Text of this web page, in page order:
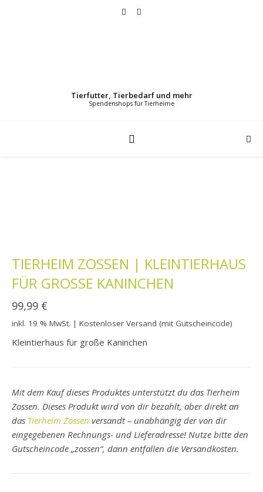
Tierfutter, Tierbedarf und mehr
TIERHEIM ZOSSEN | KLEINTIERHAUS
FÜR GROSSE KANINCHEN
99,99 €
inkl. 19 % MwSt. | Kostenloser Versand (mit Gutscheincode)
Kleintierhaus für große Kaninchen
Mit dem Kauf dieses Produktes unterstützt du das Tierheim
Zossen. Dieses Produkt wird von dir bezahlt, aber direkt an
das Tierheim Zossen versandt – unabhängig der von dir
eingegebenen Rechnungs- und Lieferadresse! Nutze bitte den
Gutscheincode „zossen“, dann entfallen die Versandkosten.